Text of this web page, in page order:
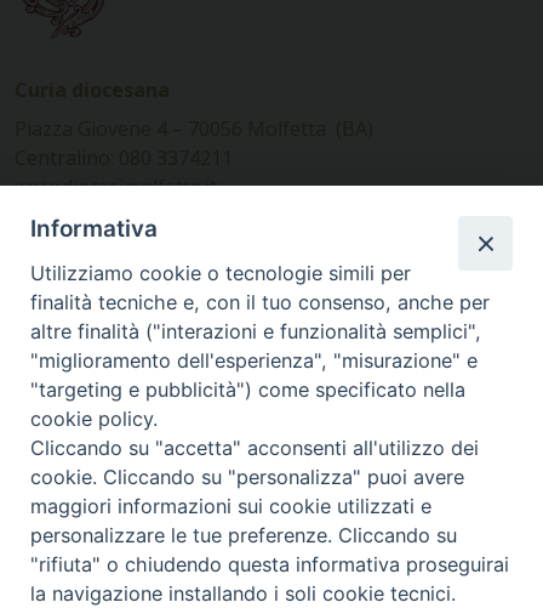
www.diocesimolfetta.it –
diocesimolfetta@pec.chiesacattolica.it
Ufficio Comunicazioni sociali
Piazza Giovene 4 – 70056 Molfetta (BA)
comunicazionisociali@diocesimolfetta.it
SEGUICI SU
Facebook
Instagram
X YouTube
Feed
Privacy Policy - trasparenza
Informativa
Utilizziamo cookie o tecnologie simili per
finalità tecniche e, con il tuo consenso, anche per
altre finalità ("interazioni e funzionalità semplici",
"miglioramento dell'esperienza", "misurazione" e
"targeting e pubblicità") come specificato nella
cookie policy.
Cliccando su "accetta" acconsenti all'utilizzo dei
cookie. Cliccando su "personalizza" puoi avere
maggiori informazioni sui cookie utilizzati e
personalizzare le tue preferenze. Cliccando su
"rifiuta" o chiudendo questa informativa proseguirai
la navigazione installando i soli cookie tecnici.